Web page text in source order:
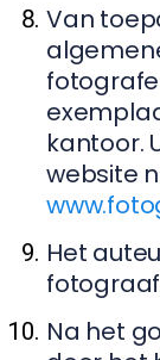
Van
kantoor.
website
Het
Na het